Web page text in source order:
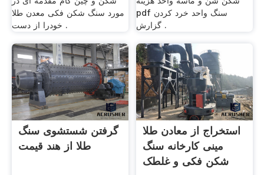
مورد سنگ شکن فکی معدن طلا
خودرا از دست .
pdf سنگ واحد خرد کردن
گزارش .
گرفتن شستشوی سنگ
طلا از هند قیمت
استخراج از معادن طلا
مینی کارخانه سنگ
شکن فکی و غلطک